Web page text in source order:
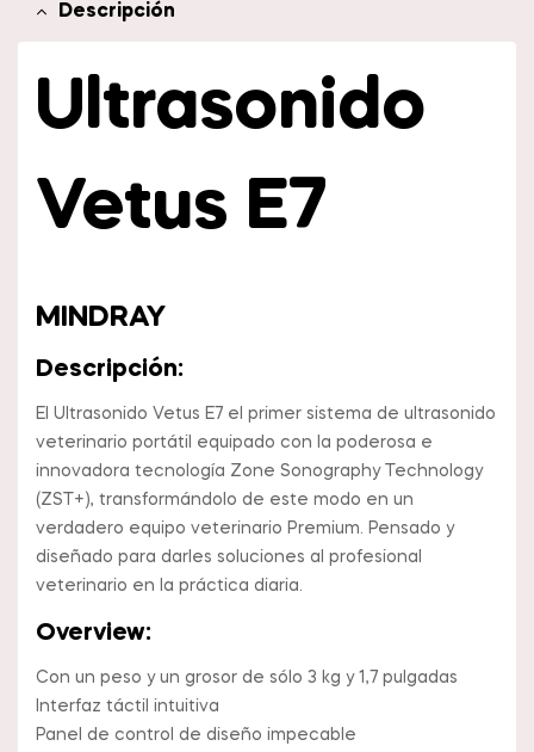
Descripción
Ultrasonido
Vetus E7
MINDRAY
Descripción:
El Ultrasonido Vetus E7 el primer sistema de ultrasonido
veterinario portátil equipado con la poderosa e
innovadora tecnología Zone Sonography Technology
(ZST+), transformándolo de este modo en un
verdadero equipo veterinario Premium. Pensado y
diseñado para darles soluciones al profesional
veterinario en la práctica diaria.
Overview:
Con un peso y un grosor de sólo 3 kg y 1,7 pulgadas
Interfaz táctil intuitiva
Panel de control de diseño impecable